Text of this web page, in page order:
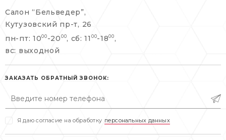
info@belveder-e.ru
пн-пт: 10:00-20:00
сб, вс: выходной
+7 495 477 45 43
info@belveder-e.ru
пн-пт: 10:00-19:00
сб: выходной
Салон “Бельведер”,
Кутузовский пр-т, 26
пн-пт: 1000 -20 00, сб: 11 00-1800 ,
вс: выходной
ЗАКАЗАТЬ ОБРАТНЫЙ ЗВОНОК:
Я даю согласие на обработку персональных данных